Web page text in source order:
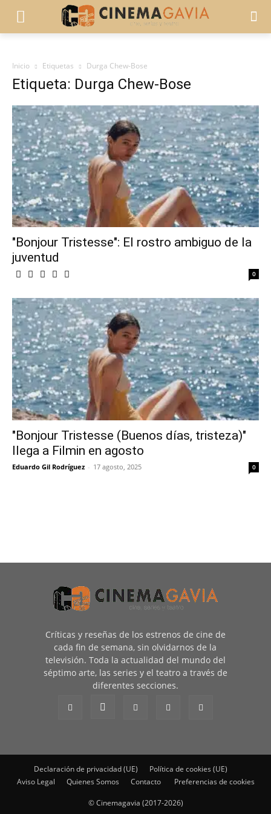
Inicio Etiquetas Durga Chew-Bose
Etiqueta: Durga Chew-Bose
"Bonjour Tristesse": El rostro ambiguo de la
juventud
0
"Bonjour Tristesse (Buenos días, tristeza)"
llega a Filmin en agosto
Eduardo Gil Rodríguez - 17 agosto, 2025 0
Críticas y reseñas de los estrenos de cine de
cada fin de semana, sin olvidarnos de la
televisión. Toda la actualidad del mundo del
séptimo arte, las series y el teatro a través de
diferentes secciones.
Declaración de privacidad (UE)
Política de cookies (UE)
Aviso Legal
Quienes Somos Contacto Preferencias de cookies
© Cinemagavia (2017-2026)